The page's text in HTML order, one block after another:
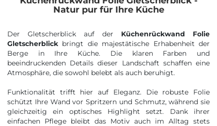
Natur pur für Ihre Küche
Der Gletscherblick auf der Küchenrückwand Folie
Gletscherblick bringt die majestätische Erhabenheit der
Berge in Ihre Küche. Die klaren Farben und
beeindruckenden Details dieser Landschaft schaffen eine
Atmosphäre, die sowohl belebt als auch beruhigt.
Funktionalität trifft hier auf Eleganz. Die robuste Folie
schützt Ihre Wand vor Spritzern und Schmutz, während sie
gleichzeitig ein optisches Highlight setzt. Dank ihrer
einfachen Pflege bleibt das Motiv auch im Alltag stets